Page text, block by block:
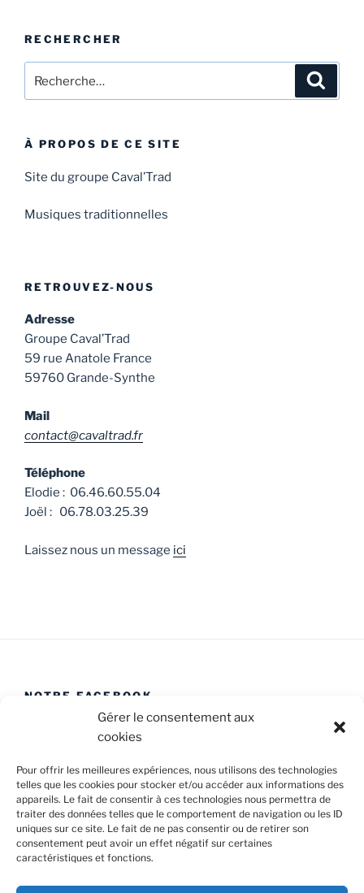
Gérer le consentement aux
cookies
Pour offrir les meilleures expériences, nous utilisons des technologies
telles que les cookies pour stocker et/ou accéder aux informations des
appareils. Le fait de consentir à ces technologies nous permettra de
traiter des données telles que le comportement de navigation ou les ID
uniques sur ce site. Le fait de ne pas consentir ou de retirer son
consentement peut avoir un effet négatif sur certaines
caractéristiques et fonctions.
RECHERCHER
pour
À PROPOS DE CE SITE
Site du groupe Caval’Trad
Musiques traditionnelles
RETROUVEZ-NOUS
Adresse
Groupe Caval’Trad
59 rue Anatole France
59760 Grande-Synthe
Mail
contact@cavaltrad.fr
Téléphone
Elodie : 06.46.60.55.04
Joël : 06.78.03.25.39
Laissez nous un message ici
NOTRE FACEBOOK
Facebook
Caval’Trad
E-
mail
Politique
de
cookies
Confidentialité et cookies : ce site utilise des cookies. En